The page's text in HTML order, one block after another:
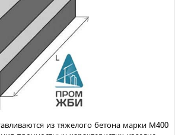
из тяжелого бетона марки М400